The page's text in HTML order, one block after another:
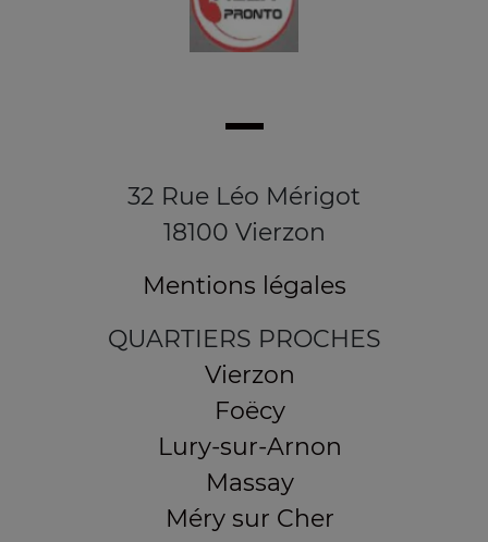
32 Rue Léo Mérigot
18100 Vierzon
Mentions légales
QUARTIERS PROCHES
Vierzon
Foëcy
Lury-sur-Arnon
Massay
Méry sur Cher